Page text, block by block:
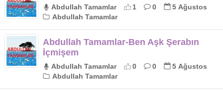
Abdullah Tamamlar 1 0
5 Ağustos
Abdullah Tamamlar
Abdullah Tamamlar-Ben Aşk Şerabın
İçmişem
Abdullah Tamamlar 0 0
5 Ağustos
Abdullah Tamamlar